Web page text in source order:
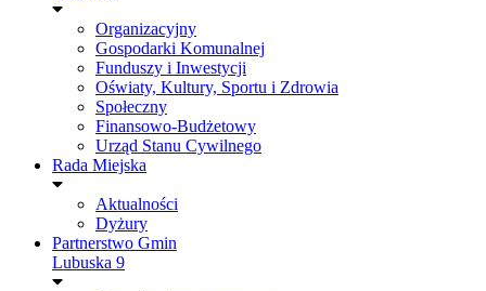
Organizacyjny
Gospodarki Komunalnej
Funduszy i Inwestycji
Oświaty, Kultury, Sportu i Zdrowia
Społeczny
Finansowo-Budżetowy
Urząd Stanu Cywilnego
Rada Miejska
Aktualności
Dyżury
Partnerstwo Gmin
Lubuska 9